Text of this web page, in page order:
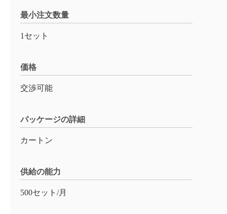
最小注文数量
1セット
価格
交渉可能
パッケージの詳細
カートン
供給の能力
500セット/月